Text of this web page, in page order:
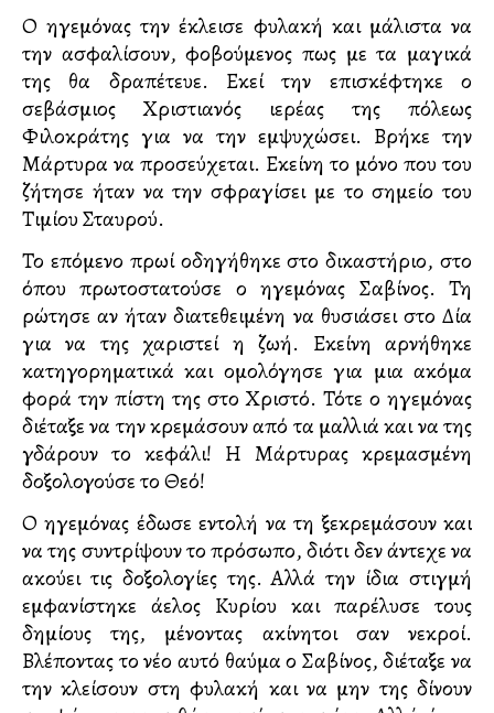
Ο ηγεμόνας την έκλεισε φυλακή και μάλιστα να
την ασφαλίσουν, φοβούμενος πως με τα μαγικά
της θα δραπέτευε. Εκεί την επισκέφτηκε ο
σεβάσμιος Χριστιανός ιερέας της πόλεως
Φιλοκράτης για να την εμψυχώσει. Βρήκε την
Μάρτυρα να προσεύχεται. Εκείνη το μόνο που του
ζήτησε ήταν να την σφραγίσει με το σημείο του
Τιμίου Σταυρού.
Το επόμενο πρωί οδηγήθηκε στο δικαστήριο, στο
όπου πρωτοστατούσε ο ηγεμόνας Σαβίνος. Τη
ρώτησε αν ήταν διατεθειμένη να θυσιάσει στο Δία
για να της χαριστεί η ζωή. Εκείνη αρνήθηκε
κατηγορηματικά και ομολόγησε για μια ακόμα
φορά την πίστη της στο Χριστό. Τότε ο ηγεμόνας
διέταξε να την κρεμάσουν από τα μαλλιά και να της
γδάρουν το κεφάλι! Η Μάρτυρας κρεμασμένη
δοξολογούσε το Θεό!
Ο ηγεμόνας έδωσε εντολή να τη ξεκρεμάσουν και
να της συντρίψουν το πρόσωπο, διότι δεν άντεχε να
ακούει τις δοξολογίες της. Αλλά την ίδια στιγμή
εμφανίστηκε άγγελος Κυρίου και παρέλυσε τους
δημίους της, μένοντας ακίνητοι σαν νεκροί.
Βλέποντας το νέο αυτό θαύμα ο Σαβίνος, διέταξε να
την κλείσουν στη φυλακή και να μην της δίνουν